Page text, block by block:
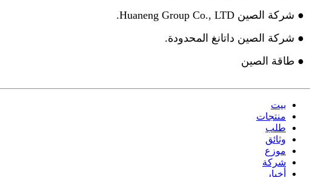
● شركة الصين Huaneng Group Co., LTD.
● شركة الصين داتانغ المحدودة.
● طاقة الصين
بيت
منتجات
طلب
وثائق
موزع
شركة
أخبار